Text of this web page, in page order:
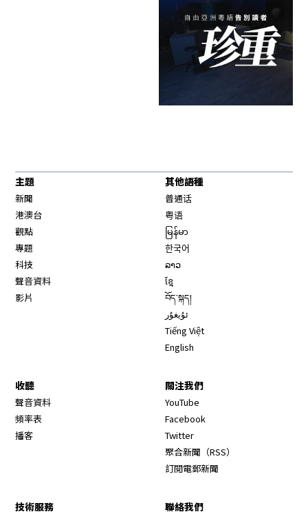
主題
新聞
港澳台
觀點
專題
科技
聲音資料
影片
其他語種
普通话
粤语
မြန်မာ
한국어
ລາວ
ខ្មែ
བོད་སྐད།
ئۇيغۇر
Tiếng Việt
English
收聽
聲音資料
頻率表
播客
關注我們
YouTube
Facebook
Twitter
聚合新聞（RSS）
訂閱電郵新聞
技術服務 聯絡我們